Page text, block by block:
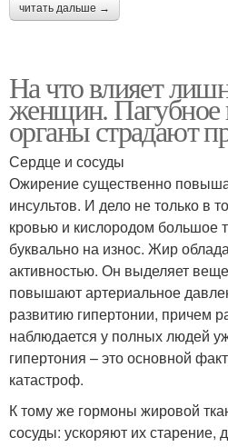
читать дальше →
На что влияет
женщин. Пагубное
органы страдают
Сердце и сосуды
Ожирение существенно
инсультов. И дело не только в
кровью и кислородом большое
буквально на износ. Жир
активностью. Он выделяет
повышают артериальное
развитию гипертонии, причем
наблюдается у полных людей
гипертония – это основной
катастроф.
К тому же гормоны жировой
сосуды: ускоряют их старение,